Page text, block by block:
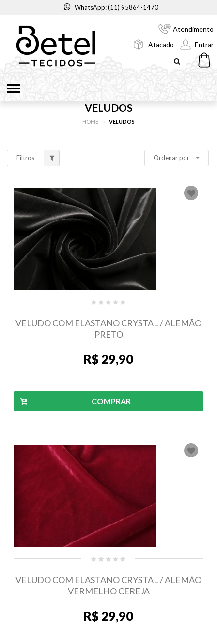
WhatsApp: (11) 95864-1470
Atendimento
Atacado
Entrar
VELUDOS
HOME VELUDOS
Filtros Ordenar por
VELUDO COM ELASTANO CRYSTAL / ALEMÃO
PRETO
R$ 29,90
COMPRAR
VELUDO COM ELASTANO CRYSTAL / ALEMÃO
VERMELHO CEREJA
R$ 29,90